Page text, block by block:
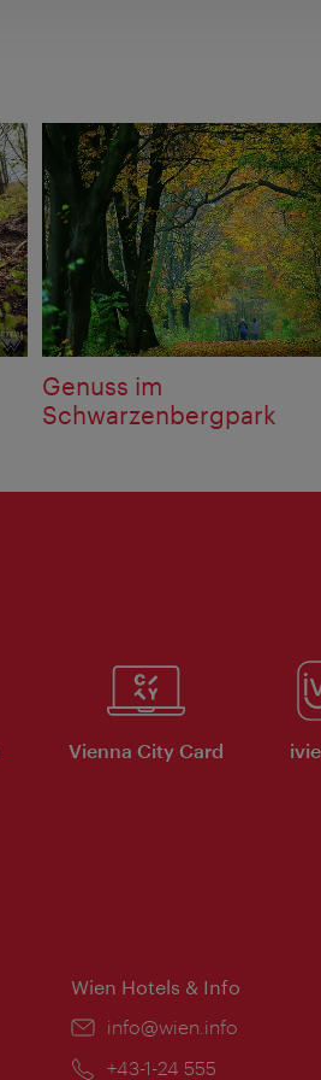
Genuss im
Schwarzenbergpark
Vienna City Card
Wien Hotels & Info
Email:
info@wien.info
Telefon:
+43-1-24 555